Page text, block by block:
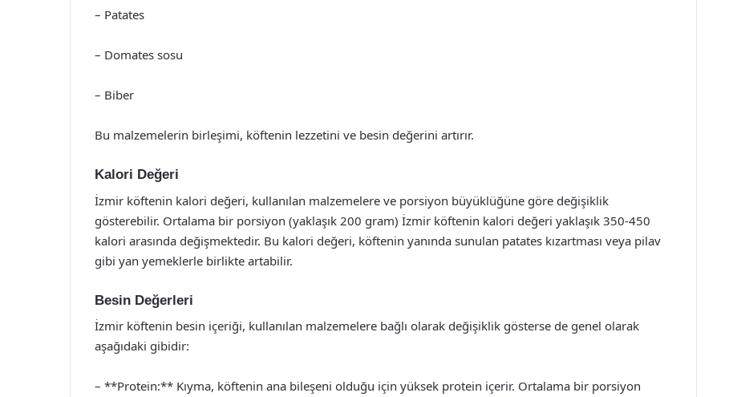
– Patates
– Domates sosu
– Biber
Bu malzemelerin birleşimi, köftenin lezzetini ve besin değerini artırır.
Kalori Değeri
İzmir köftenin kalori değeri, kullanılan malzemelere ve porsiyon büyüklüğüne göre değişiklik
gösterebilir. Ortalama bir porsiyon (yaklaşık 200 gram) İzmir köftenin kalori değeri yaklaşık 350-450
kalori arasında değişmektedir. Bu kalori değeri, köftenin yanında sunulan patates kızartması veya pilav
gibi yan yemeklerle birlikte artabilir.
Besin Değerleri
İzmir köftenin besin içeriği, kullanılan malzemelere bağlı olarak değişiklik gösterse de genel olarak
aşağıdaki gibidir:
– **Protein:** Kıyma, köftenin ana bileşeni olduğu için yüksek protein içerir. Ortalama bir porsiyon